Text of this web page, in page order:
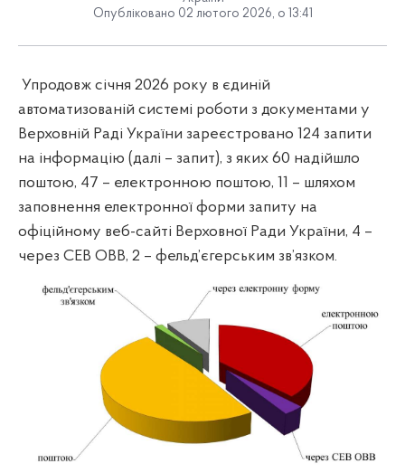
Опубліковано 02 лютого 2026, о 13:41
Упродовж січня 2026 року в єдиній
автоматизованій системі роботи з документами у
Верховній Раді України зареєстровано 124 запити
на інформацію (далі – запит), з яких 60 надійшло
поштою, 47 – електронною поштою, 11 – шляхом
заповнення електронної форми запиту на
офіційному веб-сайті Верховної Ради України, 4 –
через СЕВ ОВВ, 2 – фельд’єгерським зв’язком.